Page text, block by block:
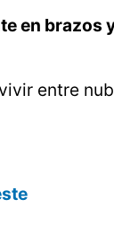
en brazos
entre